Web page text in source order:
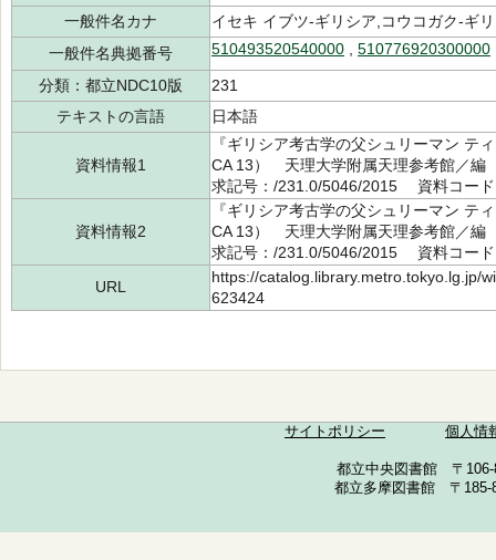
一般件名カナ
イセキ イブツ-ギリシア,コウコガク-ギ
一般件名典拠番号
510493520540000 510776920300000
分類：都立NDC10版
231
テキストの言語
日本語
資料情報1
『ギリシア考古学の父シュリーマン テ
CA 13） 天理大学附属天理参考館／
求記号：/231.0/5046/2015 資料コー
資料情報2
『ギリシア考古学の父シュリーマン テ
CA 13） 天理大学附属天理参考館／
求記号：/231.0/5046/2015 資料コー
URL
https://catalog.library.metro.tokyo.lg.jp/
623424
サイトポリシー 個人情
都立中央図書館 〒
都立多摩図書館 〒185-